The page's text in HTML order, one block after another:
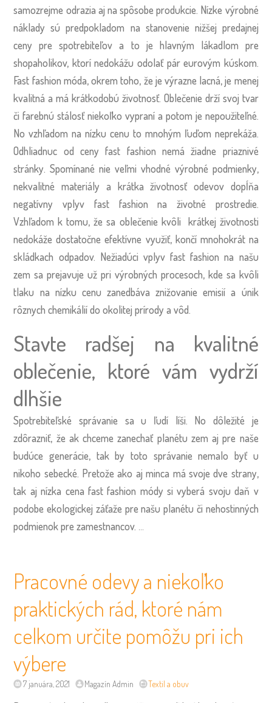
samozrejme odrazia aj na spôsobe produkcie. Nízke výrobné
náklady sú predpokladom na stanovenie nižšej predajnej
ceny pre spotrebiteľov a to je hlavným lákadlom pre
shopaholikov, ktorí nedokážu odolať pár eurovým kúskom.
Fast fashion móda, okrem toho, že je výrazne lacná, je menej
kvalitná a má krátkodobú životnosť. Oblečenie drží svoj tvar
či farebnú stálosť niekoľko vypraní a potom je nepoužiteľné.
No vzhľadom na nízku cenu to mnohým ľuďom neprekáža.
Odhliadnuc od ceny fast fashion nemá žiadne priaznivé
stránky. Spomínané nie veľmi vhodné výrobné podmienky,
nekvalitné materiály a krátka životnosť odevov dopĺňa
negatívny vplyv fast fashion na životné prostredie.
Vzhľadom k tomu, že sa oblečenie kvôli krátkej životnosti
nedokáže dostatočne efektívne využiť, končí mnohokrát na
skládkach odpadov. Nežiadúci vplyv fast fashion na našu
zem sa prejavuje už pri výrobných procesoch, kde sa kvôli
tlaku na nízku cenu zanedbáva znižovanie emisií a únik
rôznych chemikálií do okolitej prírody a vôd.
Stavte radšej na kvalitné
oblečenie, ktoré vám vydrží
dlhšie
Spotrebiteľské správanie sa u ľudí líši. No dôležité je
zdôrazniť, že ak chceme zanechať planétu zem aj pre naše
budúce generácie, tak by toto správanie nemalo byť u
nikoho sebecké. Pretože ako aj minca má svoje dve strany,
tak aj nízka cena fast fashion módy si vyberá svoju daň v
podobe ekologickej záťaže pre našu planétu či nehostinných
podmienok pre zamestnancov. …
Pracovné odevy a niekoľko
praktických rád, ktoré nám
celkom určite pomôžu pri ich
výbere
7 januára, 2021 Magazín Admin Textil a obuv